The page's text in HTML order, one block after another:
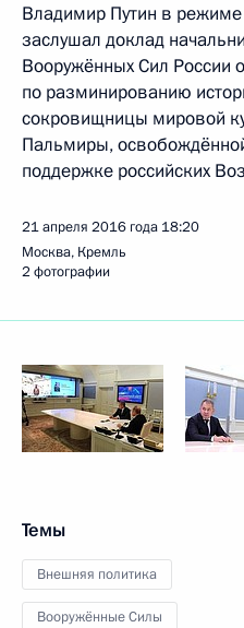
Владимир Путин в
заслушал доклад
Вооружённых Сил России
по разминированию
сокровищницы мировой
Пальмиры,
поддержке российских
21 апреля 2016 года 18:20
Москва, Кремль
2 фотографии
Темы
Внешняя политика
Вооружённые Силы